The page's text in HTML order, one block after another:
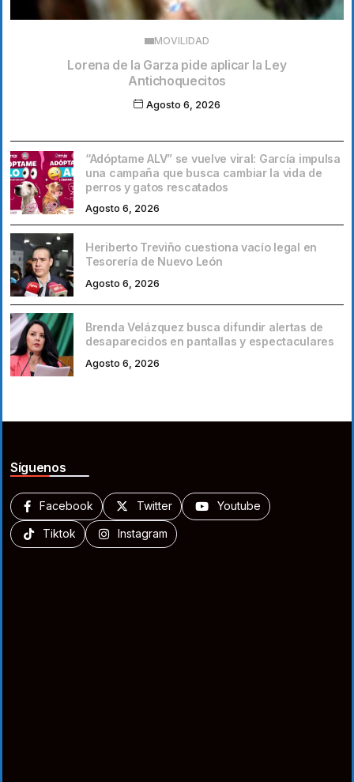
MOVILIDAD
Lorena de la Garza pide aplicar la Ley
Antichoquecitos
Agosto 6, 2026
“Adóptame ALV” se vuelve viral: García impulsa
una campaña que busca cambiar la vida de
perros y gatos rescatados
Agosto 6, 2026
Heriberto Treviño cuestiona vacío legal en
Tesorería de Nuevo León
Agosto 6, 2026
Brenda Velázquez busca difundir alertas de
desaparecidos en pantallas y espectaculares
Agosto 6, 2026
Síguenos
Facebook Twitter Youtube
Tiktok Instagram